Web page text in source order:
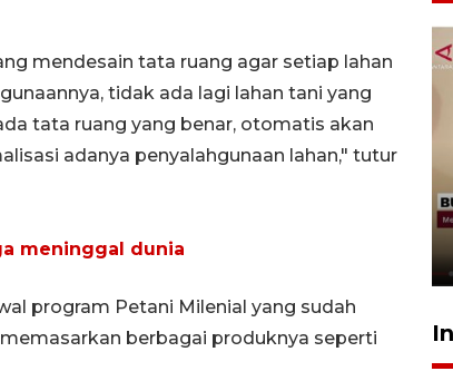
mendesain tata ruang agar setiap lahan
tidak ada lagi lahan tani yang
tata ruang yang benar, otomatis akan
adanya penyalahgunaan lahan," tutur
meninggal dunia
program Petani Milenial yang sudah
berbagai produknya seperti
17 Juli 2026 13:24